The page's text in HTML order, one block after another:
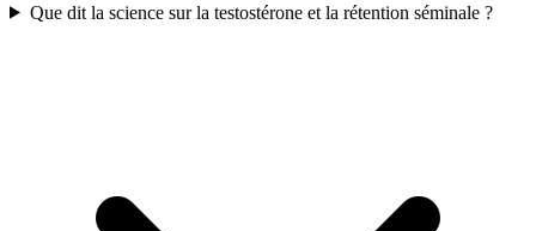
Que dit la science sur la testostérone et la rétention séminale ?